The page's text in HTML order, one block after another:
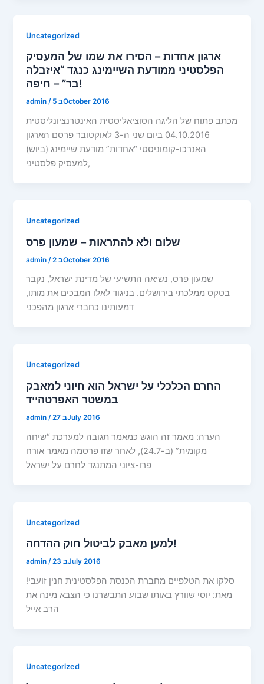
Uncategorized
ארגון אחדות – הסירו את שמו של המעסיק
הפלסטיני ממודעת השיימינג כנגד “איזבלה
בר” – חיפה!
admin/ 5 בOctober 2016
מכתב פתוח של הליגה הסוציאליסטית האינטרנציונליסטית
04.10.2016 ביום שני ה-3 לאוקטובר פרסם הארגון
האנרכו-קומוניסטי “אחדות” מודעת שיימינג (ביוש)
למעסיק פלסטיני,
Uncategorized
שלום ולא להתראות – שמעון פרס
admin / 2 בOctober 2016
שמעון פרס, נשיאה התשיעי של מדינת ישראל, נקבר
בטקס ממלכתי בירושלים. בניגוד לאלו המבכים את מותו,
דמעותינו כחברי ארגון מהפכני
Uncategorized
החרם הכלכלי על ישראל הוא חיוני למאבק
במשטר האפרטהייד
admin/ 27 בJuly 2016
הערה: מאמר זה הוגש כמאמר תגובה למערכת “שיחה
מקומית” (ב-24.7), לאחר שזו פרסמה מאמר אורח
פרו-ציוני המתנגד לחרם על ישראל
Uncategorized
למען מאבק לביטול חוק ההדחה!
admin/ 23 בJuly 2016
סלקו את הטלפיים מחברת הכנסת הפלסטינית חנין זועבי!
מאת: יוסי שוורץ באותו שבוע התבשרנו כי הצבא מינה את
הרב אייל
Uncategorized